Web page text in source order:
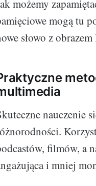
możemy
mogą tu
słowo z
nauczenie
filmów, a
i mniej